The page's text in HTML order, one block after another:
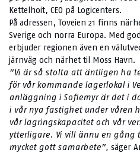
Kettelhoit, CEO på Logicenters.
På adressen, Toveien 21 finns
Sverige och norra Europa. Med
erbjuder regionen även en
järnväg och närhet til Moss Havn.
”Vi är så stolta att äntligen ha
för vår kommande lagerlokal i
anläggning i Sofiemyr är det i
i vår nya fastighet under våren
vår lagringskapacitet och vår
ytterligare. Vi vill ännu en gång
mycket gott samarbete”, säger